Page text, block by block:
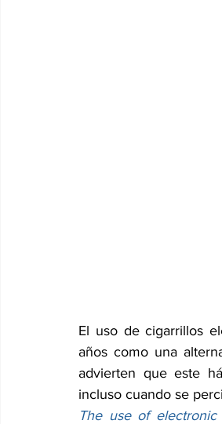
El uso de cigarrillos
años como una
advierten que este
incluso cuando se
The use of